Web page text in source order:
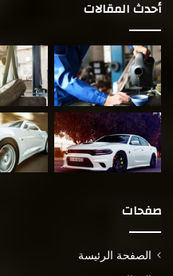
أحدث المقالات
صفحات
الصفحة الرئيسة